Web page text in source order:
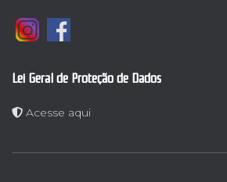
Lei Geral de Proteção de Dados
Acesse aqui